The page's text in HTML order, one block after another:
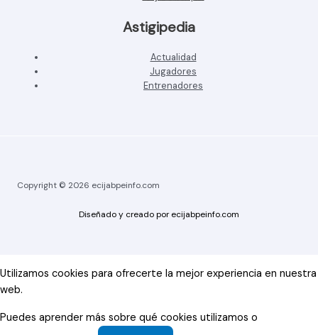
Astigipedia
Actualidad
Jugadores
Entrenadores
Copyright © 2026 ecijabpeinfo.com
Diseñado y creado por ecijabpeinfo.com
Utilizamos cookies para ofrecerte la mejor experiencia en nuestra
web.
Puedes aprender más sobre qué cookies utilizamos o